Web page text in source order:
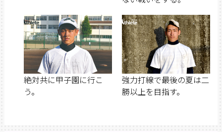
絶対共に甲子園に行こ
う。
強力打線で最後の夏は二
勝以上を目指す。